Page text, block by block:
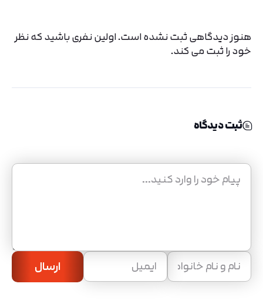
هنوز دیدگاهی ثبت نشده است. اولین نفری باشید که نظر
خود را ثبت می کند.
ثبت دیدگاه
ارسال